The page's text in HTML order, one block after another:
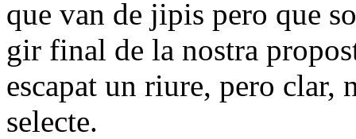
que van de jipis pero que
gir final de la nostra
escapat un riure, pero clar,
selecte.